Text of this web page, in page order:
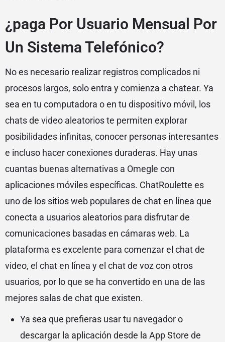
¿paga Por Usuario Mensual Por
Un Sistema Telefónico?
No es necesario realizar registros complicados ni
procesos largos, solo entra y comienza a chatear. Ya
sea en tu computadora o en tu dispositivo móvil, los
chats de video aleatorios te permiten explorar
posibilidades infinitas, conocer personas interesantes
e incluso hacer conexiones duraderas. Hay unas
cuantas buenas alternativas a Omegle con
aplicaciones móviles específicas. ChatRoulette es
uno de los sitios web populares de chat en línea que
conecta a usuarios aleatorios para disfrutar de
comunicaciones basadas en cámaras web. La
plataforma es excelente para comenzar el chat de
video, el chat en línea y el chat de voz con otros
usuarios, por lo que se ha convertido en una de las
mejores salas de chat que existen.
Ya sea que prefieras usar tu navegador o
descargar la aplicación desde la App Store de